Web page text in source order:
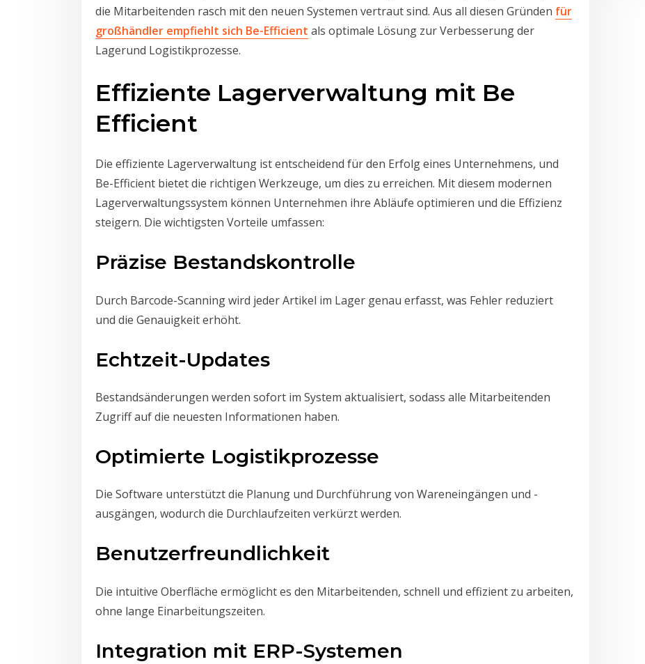
die Mitarbeitenden rasch mit den neuen Systemen vertraut sind. Aus all diesen Gründen für
großhändler empfiehlt sich Be-Efficient als optimale Lösung zur Verbesserung der
Lagerund Logistikprozesse.
Effiziente Lagerverwaltung mit Be
Efficient
Die effiziente Lagerverwaltung ist entscheidend für den Erfolg eines Unternehmens, und
Be-Efficient bietet die richtigen Werkzeuge, um dies zu erreichen. Mit diesem modernen
Lagerverwaltungssystem können Unternehmen ihre Abläufe optimieren und die Effizienz
steigern. Die wichtigsten Vorteile umfassen:
Präzise Bestandskontrolle
Durch Barcode-Scanning wird jeder Artikel im Lager genau erfasst, was Fehler reduziert
und die Genauigkeit erhöht.
Echtzeit-Updates
Bestandsänderungen werden sofort im System aktualisiert, sodass alle Mitarbeitenden
Zugriff auf die neuesten Informationen haben.
Optimierte Logistikprozesse
Die Software unterstützt die Planung und Durchführung von Wareneingängen und -
ausgängen, wodurch die Durchlaufzeiten verkürzt werden.
Benutzerfreundlichkeit
Die intuitive Oberfläche ermöglicht es den Mitarbeitenden, schnell und effizient zu arbeiten,
ohne lange Einarbeitungszeiten.
Integration mit ERP-Systemen